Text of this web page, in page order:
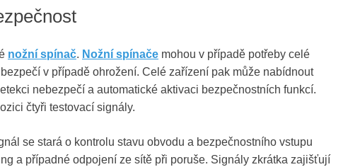
nožní spínač. Nožní spínače mohou v případě potřeby celé
v případě ohrožení. Celé zařízení pak může nabídnout
nebezpečí a automatické aktivaci bezpečnostních funkcí.
čtyři testovací signály.
se stará o kontrolu stavu obvodu a bezpečnostního vstupu
a případné odpojení ze sítě při poruše. Signály zkrátka zajišťují